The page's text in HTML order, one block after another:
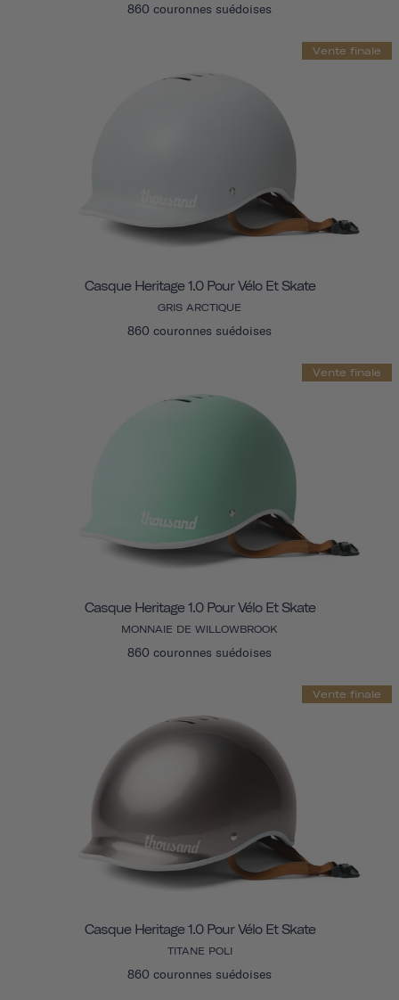
860 couronnes suédoises
Vente finale
Casque Heritage 1.0 Pour Vélo Et Skate
GRIS ARCTIQUE
860 couronnes suédoises
Vente finale
Casque Heritage 1.0 Pour Vélo Et Skate
MONNAIE DE WILLOWBROOK
860 couronnes suédoises
Vente finale
Casque Heritage 1.0 Pour Vélo Et Skate
TITANE POLI
860 couronnes suédoises